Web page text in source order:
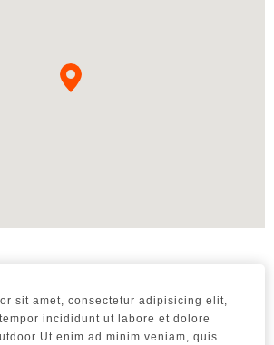
sit amet, consectetur adipisicing elit,
incididunt ut labore et dolore
Ut enim ad minim veniam, quis